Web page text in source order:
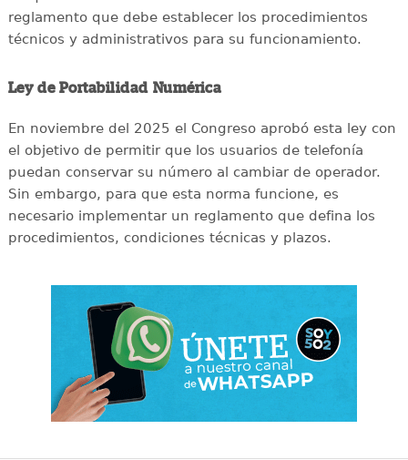
reglamento que debe establecer los procedimientos
técnicos y administrativos para su funcionamiento.
Ley de Portabilidad Numérica
En noviembre del 2025 el Congreso aprobó esta ley con
el objetivo de permitir que los usuarios de telefonía
puedan conservar su número al cambiar de operador.
Sin embargo, para que esta norma funcione, es
necesario implementar un reglamento que defina los
procedimientos, condiciones técnicas y plazos.